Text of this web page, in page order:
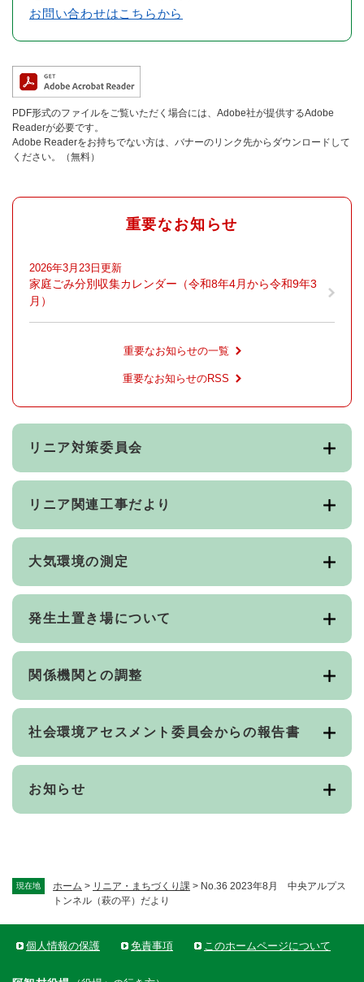
現在地 ホーム > リニア・まちづくり課 > No.36 2023年8月 中央アルプス
トンネル（萩の平）だより
お問い合わせはこちらから
PDF形式のファイルをご覧いただく場合には、Adobe社が提供するAdobe
Readerが必要です。
Adobe Readerをお持ちでない方は、バナーのリンク先からダウンロードして
ください。（無料）
重要なお知らせ
2026年3月23日更新
家庭ごみ分別収集カレンダー（令和8年4月から令和9年3
月）
重要なお知らせの一覧
重要なお知らせのRSS
リニア対策委員会
リニア関連工事だより
大気環境の測定
発生土置き場について
関係機関との調整
社会環境アセスメント委員会からの報告書
お知らせ
個人情報の保護 免責事項 このホームページについて